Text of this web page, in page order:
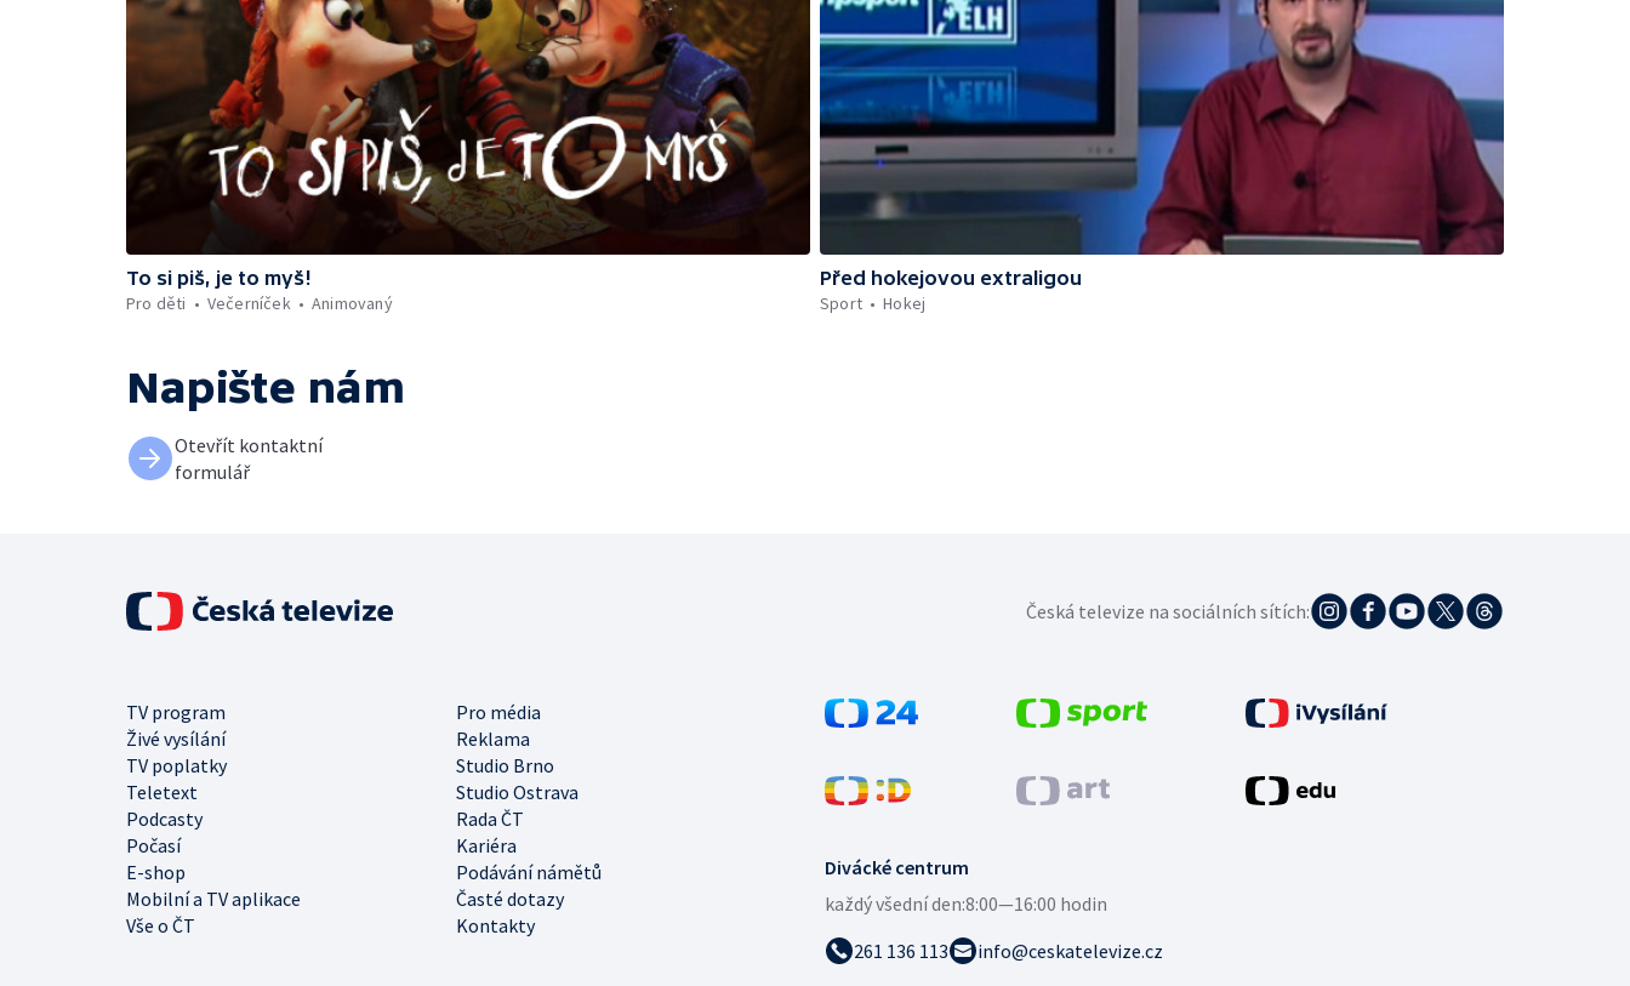
To si piš, je to myš!
Pro děti
Večerníček Animovaný
Před hokejovou extraligou
Sport
Hokej
Napište nám
Otevřít kontaktní
formulář
Divácké centrum
každý všední den:8:00—16:00 hodin
261 136 113
info@ceskatelevize.cz
TV program
Pro média
Živé vysílání
Reklama
TV poplatky
Studio Brno
Teletext
Studio Ostrava
Podcasty
Rada ČT
Počasí
Kariéra
E-shop
Podávání námětů
Mobilní a TV aplikace
Časté dotazy
Vše o ČT
Kontakty
Česká televize na sociálních sítích: